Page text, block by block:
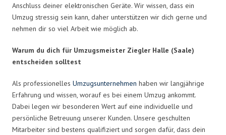
Anschluss deiner elektronischen Geräte. Wir wissen, dass ein
Umzug stressig sein kann, daher unterstützen wir dich gerne und
nehmen dir so viel Arbeit wie möglich ab.
Warum du dich für Umzugsmeister Ziegler Halle (Saale)
entscheiden solltest
Als professionelles Umzugsunternehmen haben wir langjährige
Erfahrung und wissen, worauf es bei einem Umzug ankommt.
Dabei legen wir besonderen Wert auf eine individuelle und
persönliche Betreuung unserer Kunden. Unsere geschulten
Mitarbeiter sind bestens qualifiziert und sorgen dafür, dass dein